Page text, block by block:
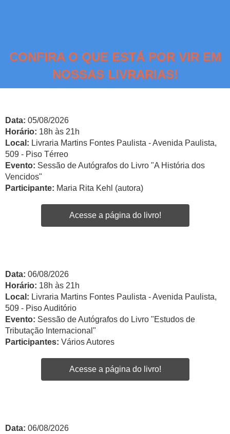
CONFIRA O QUE ESTÁ POR VIR EM
NOSSAS LIVRARIAS!
Data: 05/08/2026
Horário: 18h às 21h
Local: Livraria Martins Fontes Paulista - Avenida Paulista,
509 - Piso Térreo
Evento: Sessão de Autógrafos do Livro "A História dos
Vencidos"
Participante: Maria Rita Kehl (autora)
Acesse a página do livro!
Data: 06/08/2026
Horário: 18h às 21h
Local: Livraria Martins Fontes Paulista - Avenida Paulista,
509 - Piso Auditório
Evento: Sessão de Autógrafos do Livro "Estudos de
Tributação Internacional"
Participantes: Vários Autores
Acesse a página do livro!
Data: 06/08/2026